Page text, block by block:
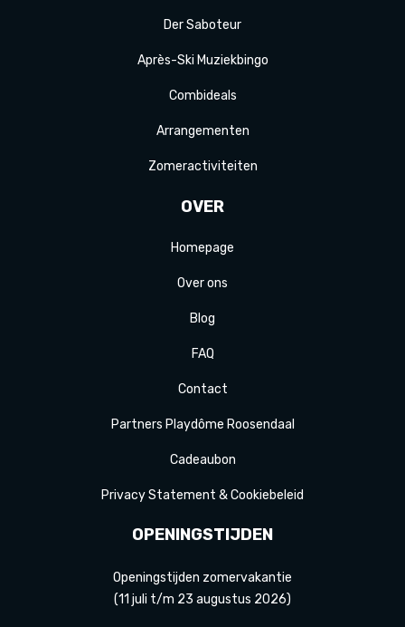
DerSaboteur
Après-Ski Muziekbingo
Combideals
Arrangementen
Zomeractiviteiten
OVER
Homepage
Over ons
Blog
FAQ
Contact
Partners Playdôme Roosendaal
Cadeaubon
Privacy Statement & Cookiebeleid
OPENINGSTIJDEN
Openingstijden zomervakantie
(11 juli t/m 23 augustus 2026)